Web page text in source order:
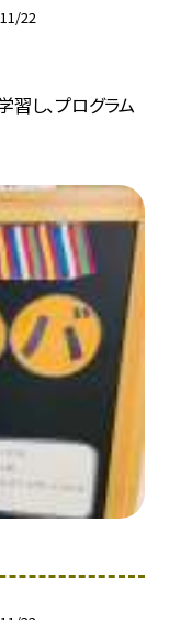
22
し、プログラム